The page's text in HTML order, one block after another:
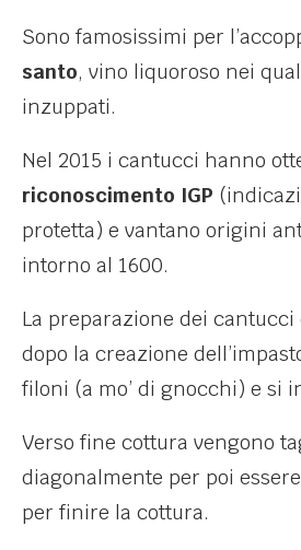
Sono famosissimi per
santo, vino liquoroso nei
inzuppati.
Nel 2015 i cantucci hanno
riconoscimento IGP
protetta) e vantano origini
intorno al 1600.
La preparazione dei cantucci
dopo la creazione
filoni (a mo’ di gnocchi) e si
Verso fine cottura vengono
diagonalmente per poi
per finire la cottura.